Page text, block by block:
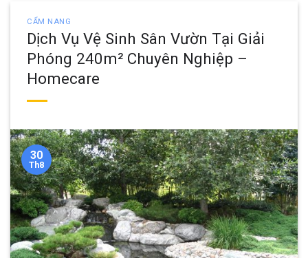
CẨM NANG
Dịch Vụ Vệ Sinh Sân Vườn Tại Giải
Phóng 240m² Chuyên Nghiệp –
Homecare
30
Th8